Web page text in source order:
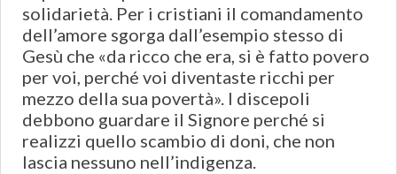
solidarietà. Per i cristiani il comandamento
dell’amore sgorga dall’esempio stesso di
Gesù che «da ricco che era, si è fatto povero
per voi, perché voi diventaste ricchi per
mezzo della sua povertà». I discepoli
debbono guardare il Signore perché si
realizzi quello scambio di doni, che non
lascia nessuno nell’indigenza.